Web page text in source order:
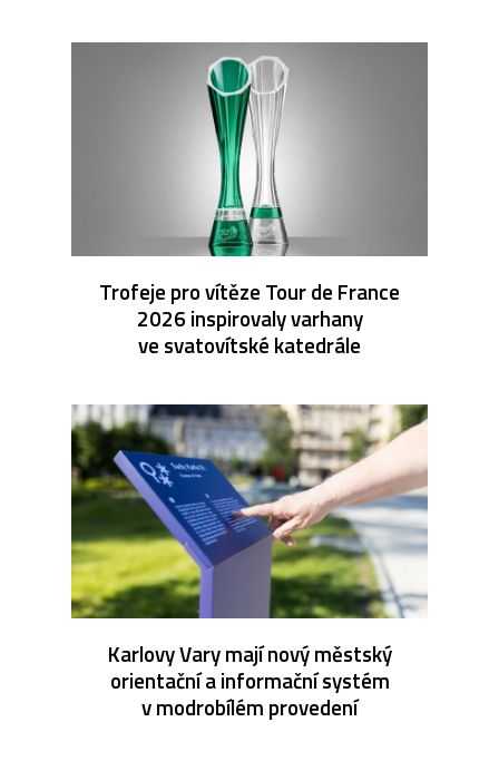
Trofeje pro vítěze Tour de France
2026 inspirovaly varhany
ve svatovítské katedrále
Karlovy Vary mají nový městský
orientační a informační systém
v modrobílém provedení